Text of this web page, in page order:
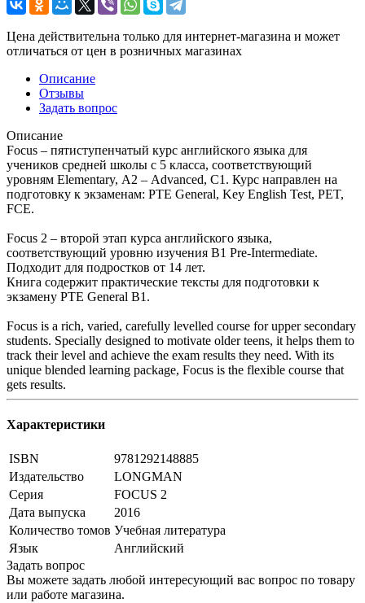
Цена действительна только для интернет-магазина и может
отличаться от цен в розничных магазинах
Описание
Отзывы
Задать вопрос
Описание
Focus – пятиступенчатый курс английского языка для
учеников средней школы с 5 класса, соответствующий
уровням Elementary, А2 – Advanced, С1. Курс направлен на
подготовку к экзаменам: PTE General, Key English Test, PET,
FCE.
Focus 2 – второй этап курса английского языка,
соответствующий уровню изучения В1 Pre-Intermediate.
Подходит для подростков от 14 лет.
Книга содержит практические тексты для подготовки к
экзамену PTE General B1.
Focus is a rich, varied, carefully levelled course for upper secondary
students. Specially designed to motivate older teens, it helps them to
track their level and achieve the exam results they need. With its
unique blended learning package, Focus is the flexible course that
gets results.
Характеристики
ISBN
9781292148885
Издательство
LONGMAN
Серия
FOCUS 2
Дата выпуска
2016
Количество томов Учебная литература
Язык
Английский
Задать вопрос
Вы можете задать любой интересующий вас вопрос по товару
или работе магазина.